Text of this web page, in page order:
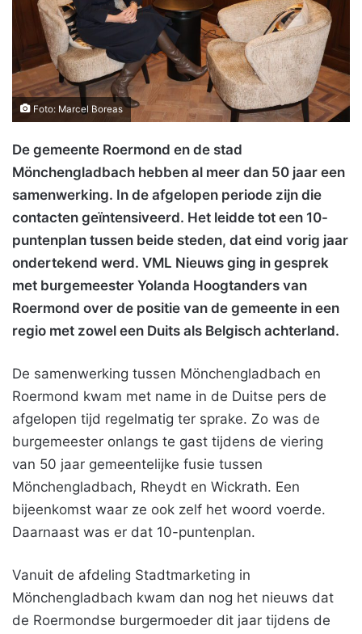
Foto: Marcel Boreas
De gemeente Roermond en de stad
Mönchengladbach hebben al meer dan 50 jaar een
samenwerking. In de afgelopen periode zijn die
contacten geïntensiveerd. Het leidde tot een 10-
puntenplan tussen beide steden, dat eind vorig jaar
ondertekend werd. VML Nieuws ging in gesprek
met burgemeester Yolanda Hoogtanders van
Roermond over de positie van de gemeente in een
regio met zowel een Duits als Belgisch achterland.
De samenwerking tussen Mönchengladbach en
Roermond kwam met name in de Duitse pers de
afgelopen tijd regelmatig ter sprake. Zo was de
burgemeester onlangs te gast tijdens de viering
van 50 jaar gemeentelijke fusie tussen
Mönchengladbach, Rheydt en Wickrath. Een
bijeenkomst waar ze ook zelf het woord voerde.
Daarnaast was er dat 10-puntenplan.
Vanuit de afdeling Stadtmarketing in
Mönchengladbach kwam dan nog het nieuws dat
de Roermondse burgermoeder dit jaar tijdens de